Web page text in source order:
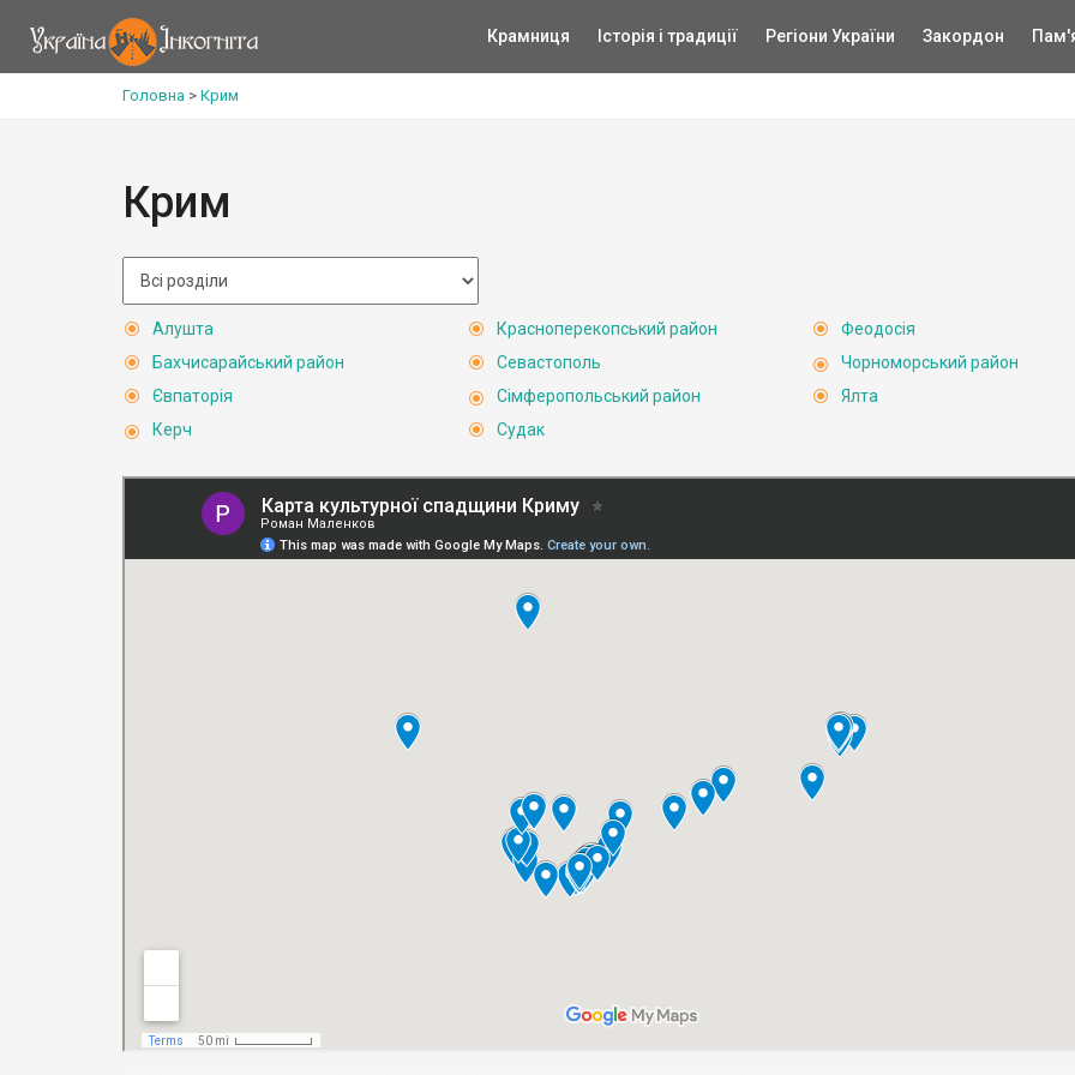
Крамниця Історія і традиції Регіони України Закордон
Головна > Крим
Крим
Алушта
Бахчисарайський район
Євпаторія
Керч
Красноперекопський район
Севастополь
Сімферопольський район
Судак
Феодосія
Чорноморський район
Ялта